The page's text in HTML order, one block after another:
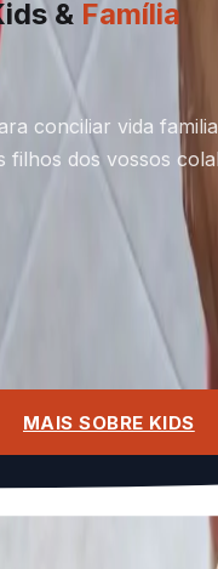
& Família
conciliar vida
filhos dos vossos
MAIS SOBRE KIDS